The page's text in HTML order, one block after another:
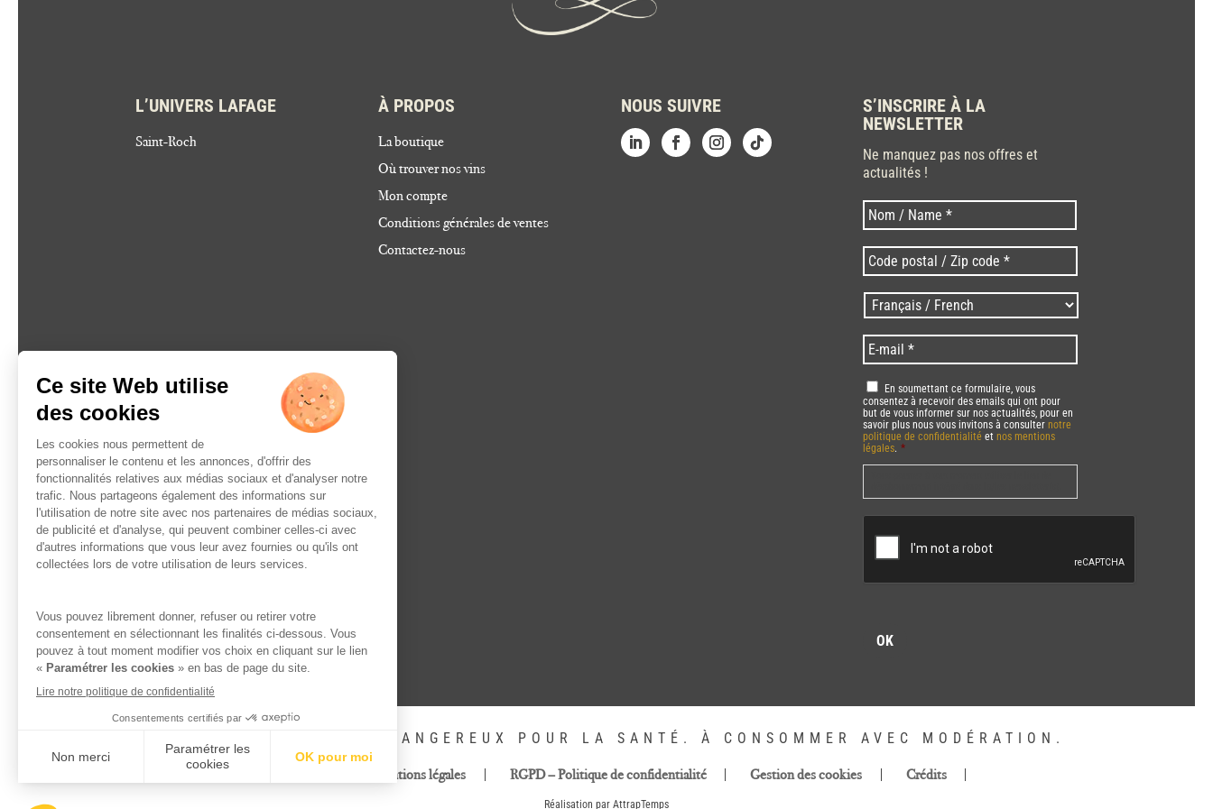
L’UNIVERS LAFAGE
Saint-Roch
À PROPOS
La boutique
Où trouver nos vins
Mon compte
Conditions générales de ventes
Contactez-nous
NOUS SUIVRE
S’INSCRIRE À LA
NEWSLETTER
Ne manquez pas nos offres et
actualités !
Nom * Nom
Code
postal
/
Zip
* *
Langues
/
Language *
E-
mail *
RGPD *
En soumettant ce formulaire, vous
consentez à recevoir des emails qui ont pour
but de vous informer sur nos actualités, pour en
savoir plus nous vous invitons à consulternotre
politique de confidentialité etnos mentions
légales. *
L’ABUS D’ALCOOL EST DANGEREUX POUR LA SANTÉ. À CONSOMMER AVEC MODÉRATION.
Mentions légales RGPD – Politique de confidentialité Gestion des cookies Crédits
Réalisation par AttrapTemps